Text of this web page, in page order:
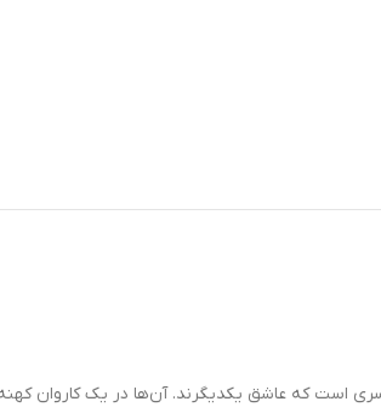
است که عاشق یکدیگرند. آن‌ها در یک کاروان